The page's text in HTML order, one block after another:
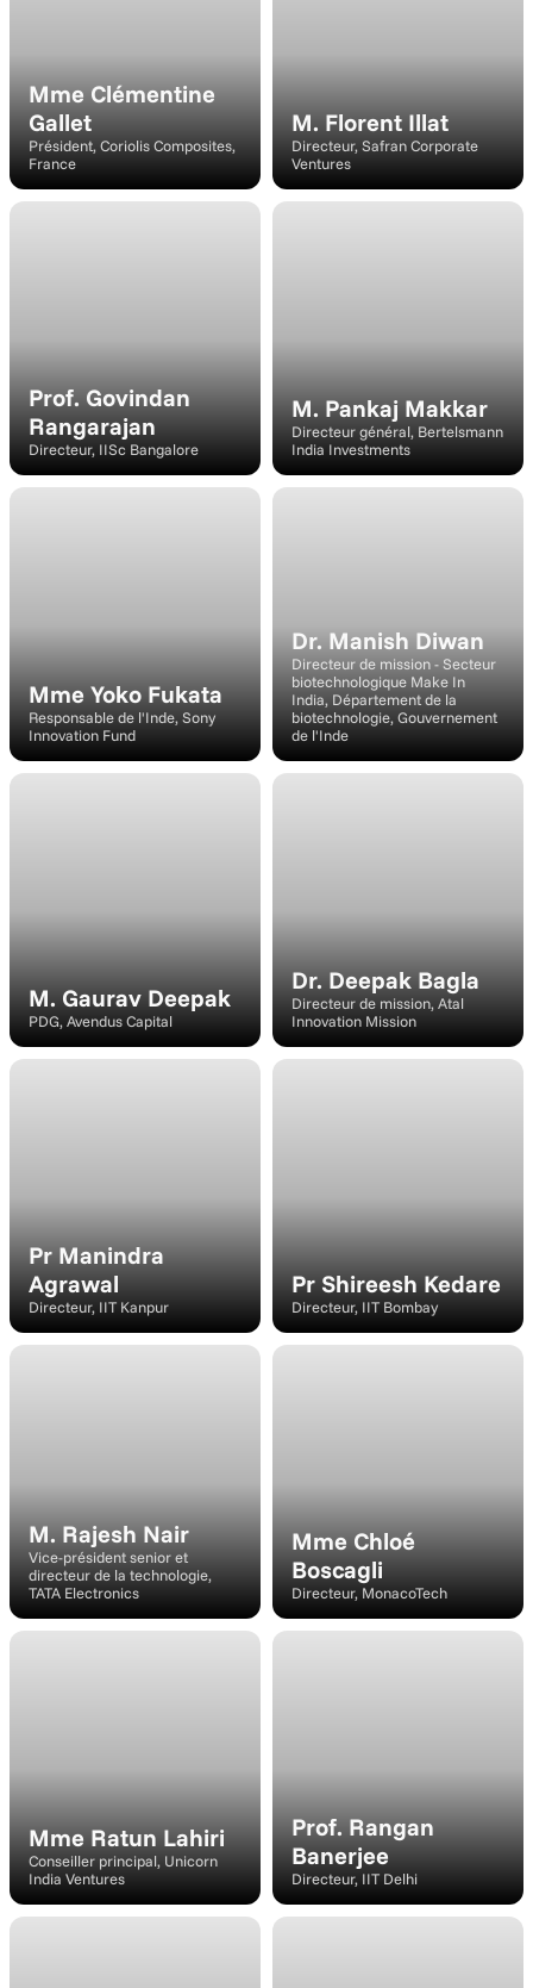
Mme Clémentine
Gallet
Président, Coriolis Composites,
France
M. Florent Illat
Directeur, Safran Corporate
Ventures
Prof. Govindan
Rangarajan
Directeur, IISc Bangalore
M. Pankaj Makkar
Directeur général, Bertelsmann
India Investments
Mme Yoko Fukata
Responsable de l'Inde, Sony
Innovation Fund
Dr. Manish Diwan
Directeur de mission - Secteur
biotechnologique Make In
India, Département de la
biotechnologie, Gouvernement
de l'Inde
M. Gaurav Deepak
PDG, Avendus Capital
Dr. Deepak Bagla
Directeur de mission, Atal
Innovation Mission
Pr Manindra
Agrawal
Directeur, IIT Kanpur
Pr Shireesh Kedare
Directeur, IIT Bombay
M. Rajesh Nair
Vice-président senior et
directeur de la technologie,
TATA Electronics
Mme Chloé
Boscagli
Directeur, MonacoTech
Mme Ratun Lahiri
Conseiller principal, Unicorn
India Ventures
Prof. Rangan
Banerjee
Directeur, IIT Delhi